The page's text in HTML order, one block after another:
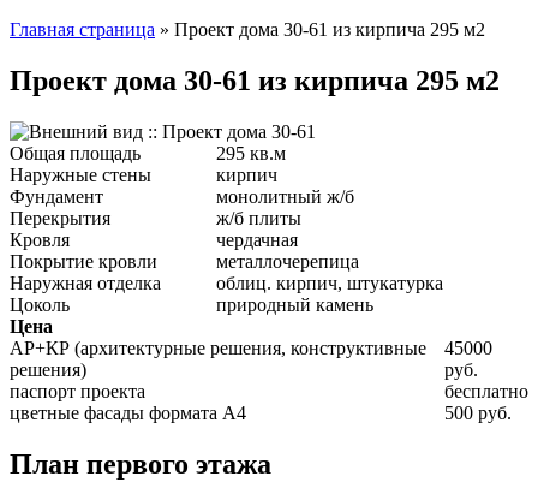
Главная страница » Проект дома 30-61 из кирпича 295 м2
Проект дома 30-61 из кирпича 295 м2
Общая площадь
295 кв.м
Наружные стены
кирпич
Фундамент
монолитный ж/б
Перекрытия
ж/б плиты
Кровля
чердачная
Покрытие кровли
металлочерепица
Наружная отделка
облиц. кирпич, штукатурка
Цоколь
природный камень
Цена
АР+КР (архитектурные решения, конструктивные
решения)
45000
руб.
паспорт проекта
бесплатно
цветные фасады формата А4
500 руб.
План первого этажа